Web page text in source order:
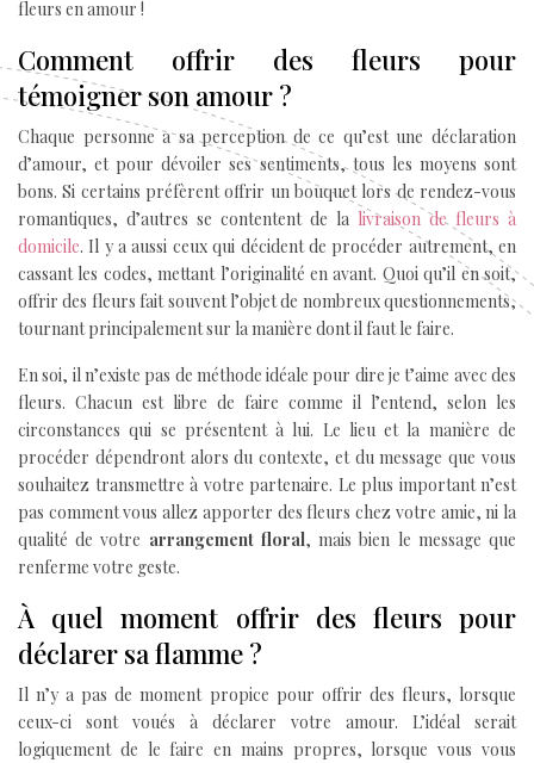
fleurs en amour !
Comment offrir des fleurs pour
témoigner son amour ?
Chaque personne a sa perception de ce qu’est une déclaration
d’amour, et pour dévoiler ses sentiments, tous les moyens sont
bons. Si certains préfèrent offrir un bouquet lors de rendez-vous
romantiques, d’autres se contentent de la livraison de fleurs à
domicile. Il y a aussi ceux qui décident de procéder autrement, en
cassant les codes, mettant l’originalité en avant. Quoi qu’il en soit,
offrir des fleurs fait souvent l’objet de nombreux questionnements,
tournant principalement sur la manière dont il faut le faire.
En soi, il n’existe pas de méthode idéale pour dire je t’aime avec des
fleurs. Chacun est libre de faire comme il l’entend, selon les
circonstances qui se présentent à lui. Le lieu et la manière de
procéder dépendront alors du contexte, et du message que vous
souhaitez transmettre à votre partenaire. Le plus important n’est
pas comment vous allez apporter des fleurs chez votre amie, ni la
qualité de votre arrangement floral, mais bien le message que
renferme votre geste.
À quel moment offrir des fleurs pour
déclarer sa flamme ?
Il n’y a pas de moment propice pour offrir des fleurs, lorsque
ceux-ci sont voués à déclarer votre amour. L’idéal serait
logiquement de le faire en mains propres, lorsque vous vous